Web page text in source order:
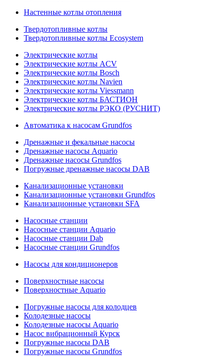
Настенные котлы отопления
Твердотопливные котлы
Твердотопливные котлы Ecosystem
Электрические котлы
Электрические котлы ACV
Электрические котлы Bosch
Электрические котлы Navien
Электрические котлы Viessmann
Электрические котлы БАСТИОН
Электрические котлы РЭКО (РУСНИТ)
Автоматика к насосам Grundfos
Дренажные и фекальные насосы
Дренажные насосы Aquario
Дренажные насосы Grundfos
Погружные дренажные насосы DAB
Канализационные установки
Канализационные установки Grundfos
Канализационные установки SFA
Насосные станции
Насосные станции Aquario
Насосные станции Dab
Насосные станции Grundfos
Насосы для кондиционеров
Поверхностные насосы
Поверхностные Aquario
Погружные насосы для колодцев
Колодезные насосы
Колодезные насосы Aquario
Насос вибрационный Курск
Погружные насосы DAB
Погружные насосы Grundfos